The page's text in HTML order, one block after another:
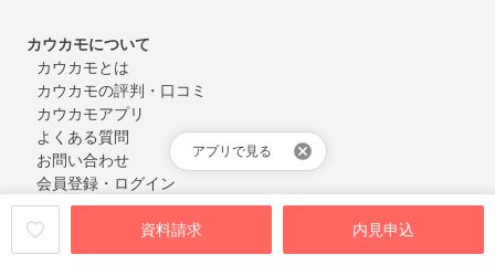
資料請求 内見申込
アプリで見る
カウカモについて
カウカモとは
カウカモの評判・口コミ
カウカモアプリ
よくある質問
お問い合わせ
会員登録・ログイン